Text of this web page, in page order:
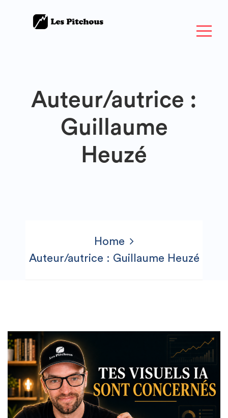
Auteur/autrice :
Guillaume
Heuzé
Home
Auteur/autrice : Guillaume Heuzé
Featured